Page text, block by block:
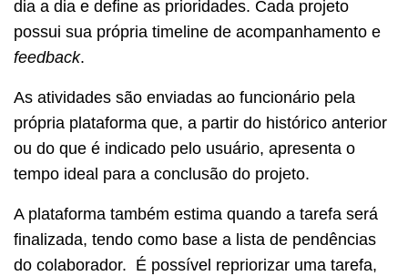
dia a dia e define as prioridades. Cada projeto
possui sua própria timeline de acompanhamento e
feedback.
As atividades são enviadas ao funcionário pela
própria plataforma que, a partir do histórico anterior
ou do que é indicado pelo usuário, apresenta o
tempo ideal para a conclusão do projeto.
A plataforma também estima quando a tarefa será
finalizada, tendo como base a lista de pendências
do colaborador. É possível repriorizar uma tarefa,